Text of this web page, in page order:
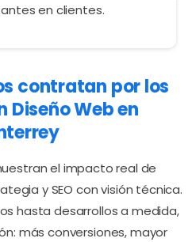
en clientes.
contratan porlos
DiseñoWeben
el impacto real de
y SEO con visión técnica.
hasta desarrollos a medida,
más conversiones, mayor